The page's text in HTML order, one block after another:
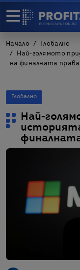
Начало
Глобално
Най-голямото
на финалната права
Глобално
Най-